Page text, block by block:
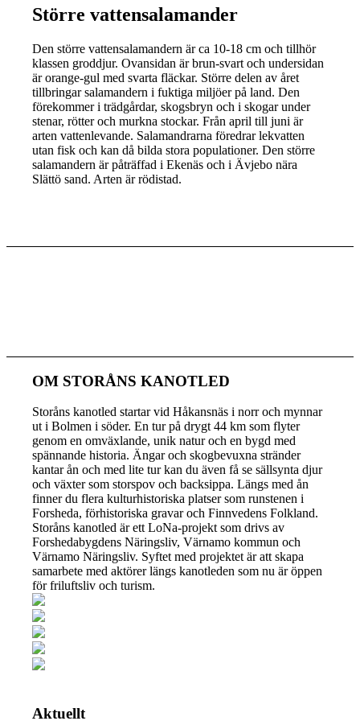
Större vattensalamander
Den större vattensalamandern är ca 10-18 cm och tillhör
klassen groddjur. Ovansidan är brun-svart och undersidan
är orange-gul med svarta fläckar. Större delen av året
tillbringar salamandern i fuktiga miljöer på land. Den
förekommer i trädgårdar, skogsbryn och i skogar under
stenar, rötter och murkna stockar. Från april till juni är
arten vattenlevande. Salamandrarna föredrar lekvatten
utan fisk och kan då bilda stora populationer. Den större
salamandern är påträffad i Ekenäs och i Ävjebo nära
Slättö sand. Arten är rödistad.
OM STORÅNS KANOTLED
Storåns kanotled startar vid Håkansnäs i norr och mynnar
ut i Bolmen i söder. En tur på drygt 44 km som flyter
genom en omväxlande, unik natur och en bygd med
spännande historia. Ängar och skogbevuxna stränder
kantar ån och med lite tur kan du även få se sällsynta djur
och växter som storspov och backsippa. Längs med ån
finner du flera kulturhistoriska platser som runstenen i
Forsheda, förhistoriska gravar och Finnvedens Folkland.
Storåns kanotled är ett LoNa-projekt som drivs av
Forshedabygdens Näringsliv, Värnamo kommun och
Värnamo Näringsliv. Syftet med projektet är att skapa
samarbete med aktörer längs kanotleden som nu är öppen
för friluftsliv och turism.
Aktuellt